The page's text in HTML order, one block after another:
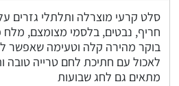
סלט קרעי מוצרלה ותלתלי גזרים
חריף, נבטים, בלסמי מצומצם, מלח
בוקר מהירה קלה וטעימה שאפשר
לאכול עם חתיכת לחם טרייה טובה
מתאים גם לחג שבועות